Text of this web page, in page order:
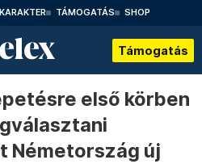
KARAKTER TÁMOGATÁS SHOP
Támogatás
első körben
Németország új